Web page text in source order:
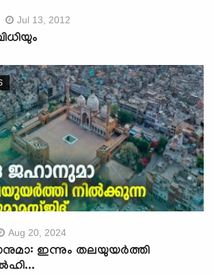
Jul 13, 2012
Aug 20, 2024
ഇന്നും തലയുയര്‍ത്തി